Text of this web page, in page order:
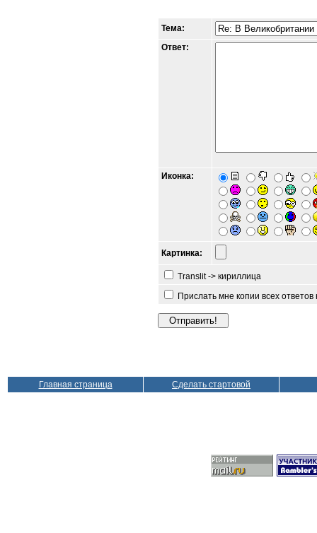
Тема:
Ответ:
Иконка:
Картинка:
Translit -> кириллица
Прислать мне копии всех
Главная страница Сделать стартовой